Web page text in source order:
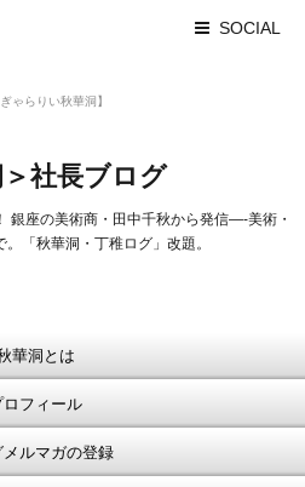
SOCIAL
ゃらりい秋華洞】
社長ブログ
銀座の美術商・田中千秋から発信—-美術・
「秋華洞・丁稚ログ」改題。
華洞とは
ロフィール
メルマガの登録